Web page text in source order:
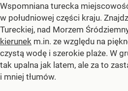
Wspomniana turecka
w południowej części kraju.
Tureckiej, nad Morzem
kierunek m.in. ze względu na
czystą wodę i szerokie plaże. W
tak upalna jak latem, ale za to
i mniej tłumów.